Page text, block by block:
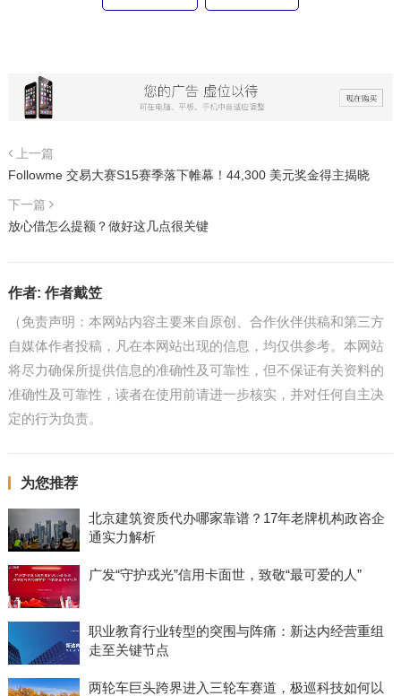
上一篇
Followme 交易大赛S15赛季落下帷幕！44,300 美元奖金得主揭晓
下一篇
放心借怎么提额？做好这几点很关键
作者: 作者戴笠
（免责声明：本网站内容主要来自原创、合作伙伴供稿和第三方
自媒体作者投稿，凡在本网站出现的信息，均仅供参考。本网站
将尽力确保所提供信息的准确性及可靠性，但不保证有关资料的
准确性及可靠性，读者在使用前请进一步核实，并对任何自主决
定的行为负责。
为您推荐
北京建筑资质代办哪家靠谱？17年老牌机构政咨企
通实力解析
广发“守护戎光”信用卡面世，致敬“最可爱的人”
职业教育行业转型的突围与阵痛：新达内经营重组
走至关键节点
两轮车巨头跨界进入三轮车赛道，极巡科技如何以